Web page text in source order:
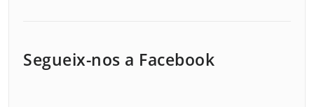
Segueix-nos a Facebook